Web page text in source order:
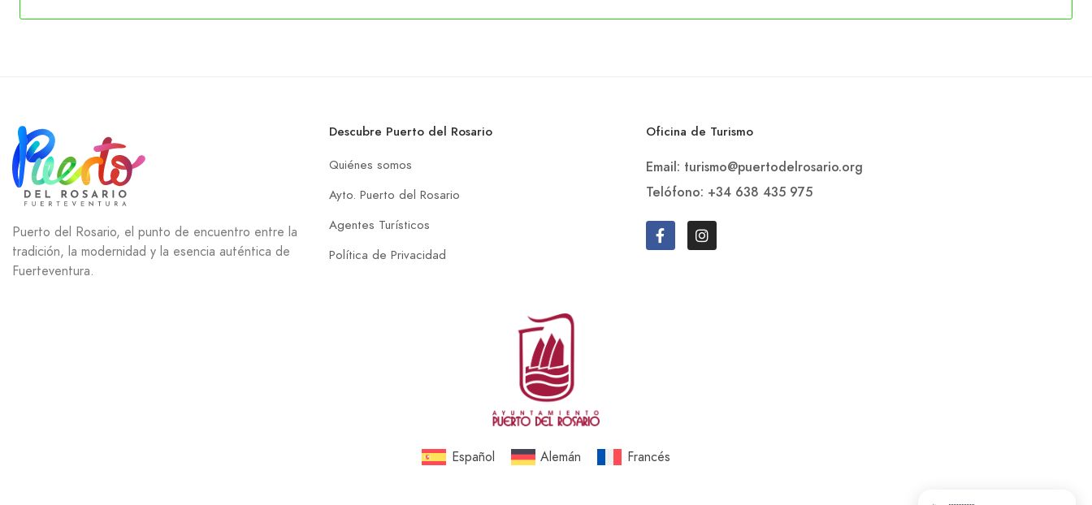
Puerto del Rosario, el punto de encuentro entre la
tradición, la modernidad y la esencia auténtica de
Fuerteventura.
Descubre Puerto del Rosario
Quiénes somos
Ayto. Puerto del Rosario
Agentes Turísticos
Política de Privacidad
Oficina de Turismo
Email: turismo@puertodelrosario.org
Telófono: +34 638 435 975
Español Alemán Francés